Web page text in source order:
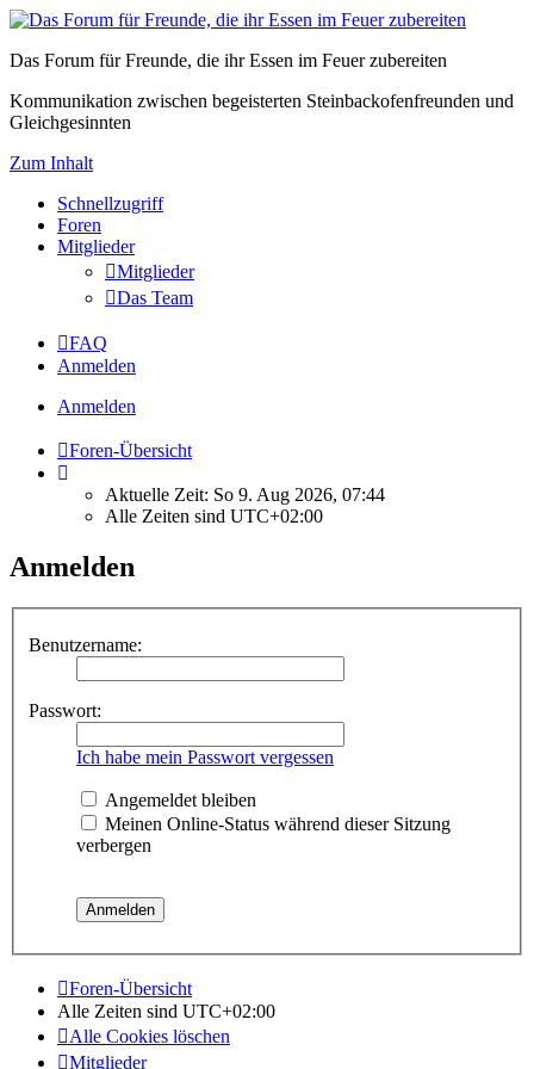
Das Forum für Freunde, die ihr Essen im Feuer zubereiten
Kommunikation zwischen begeisterten Steinbackofenfreunden und
Gleichgesinnten
Zum Inhalt
Schnellzugriff
Foren
Mitglieder
Mitglieder
Das Team
FAQ
Anmelden
Anmelden
Foren-Übersicht
Aktuelle Zeit: So 9. Aug 2026, 07:44
Alle Zeiten sind UTC+02:00
Anmelden
Benutzername:
Passwort:
Ich habe mein Passwort vergessen
Angemeldet bleiben
Meinen Online-Status während dieser Sitzung
verbergen
Foren-Übersicht
Alle Zeiten sind UTC+02:00
Alle Cookies löschen
Mitglieder